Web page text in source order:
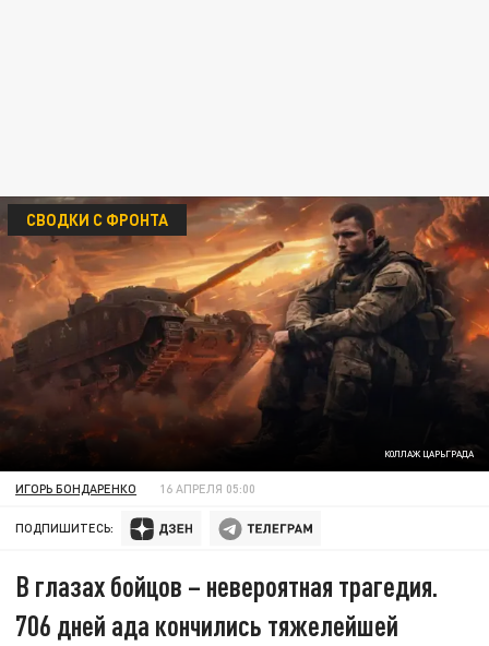
КОЛЛАЖ ЦАРЬГРАДА
СВОДКИ С ФРОНТА
ИГОРЬ БОНДАРЕНКО 16 АПРЕЛЯ 05:00
ПОДПИШИТЕСЬ:
В глазах бойцов – невероятная трагедия.
706 дней ада кончились тяжелейшей